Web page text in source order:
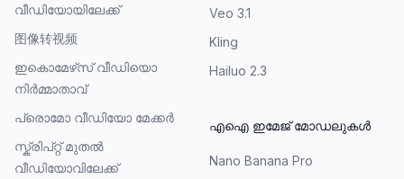
വീഡിയോയിലേക്ക്
图像转视频
ഇകൊമേഴ്‌സ് വീഡിയൊ
നിർമ്മാതാവ്
പ്രൊമോ വീഡിയോ മേക്കർ
സ്ക്രിപ്റ്റ് മുതൽ
വീഡിയോവിലേക്ക്
Veo 3.1
Kling
Hailuo 2.3
എഐ ഇമേജ് മോഡലുകൾ
Nano Banana Pro